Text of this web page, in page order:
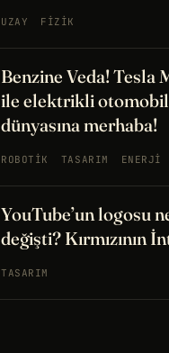
UZAY FIZIK
Benzine Veda! Tesla
ile elektrikli otomobil
dünyasına merhaba!
ROBOTIK TASARIM ENERJI
YouTube’un logosu
değişti? Kırmızının
TASARIM